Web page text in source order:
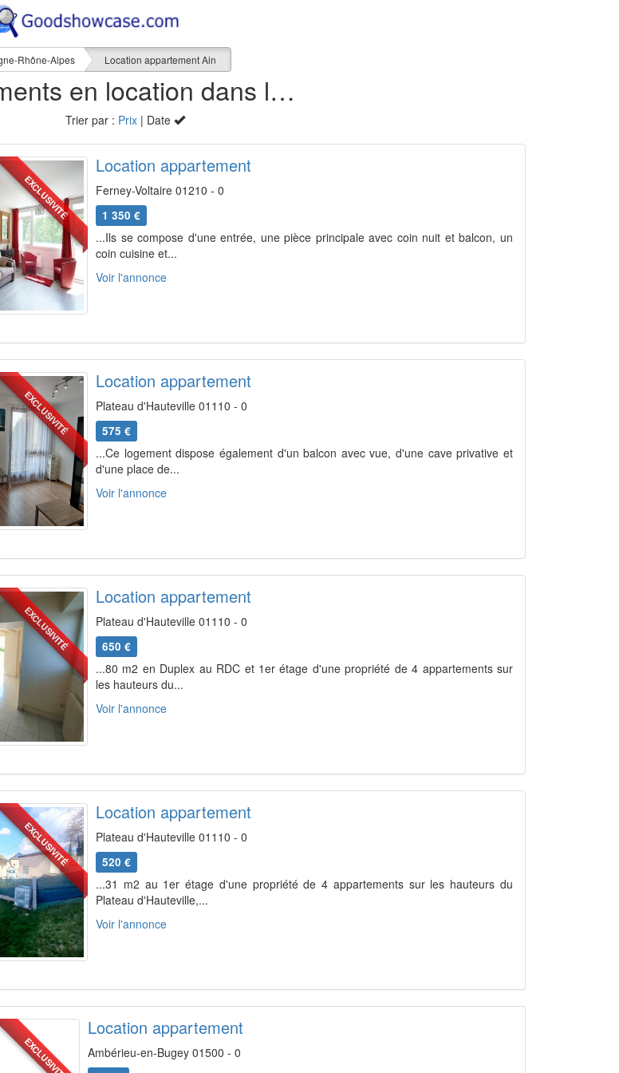
Rhône-Alpes Location appartement Ain
48 appartements en location dans l'Ain (01)
Trier par : Prix| Date
EXCLUSIVITÉ
Location appartement
Ferney-Voltaire 01210 - 0
1 350 €
...Ils se compose d'une entrée, une pièce principale avec coin nuit et balcon, un
coin cuisine et...
Voir l'annonce
EXCLUSIVITÉ
Location appartement
Plateau d'Hauteville 01110 - 0
575 €
...Ce logement dispose également d'un balcon avec vue, d'une cave privative et
d'une place de...
Voir l'annonce
EXCLUSIVITÉ
Location appartement
Plateau d'Hauteville 01110 - 0
650 €
...80 m2 en Duplex au RDC et 1er étage d'une propriété de 4 appartements sur
les hauteurs du...
Voir l'annonce
EXCLUSIVITÉ
Location appartement
Plateau d'Hauteville 01110 - 0
520 €
...31 m2 au 1er étage d'une propriété de 4 appartements sur les hauteurs du
Plateau d'Hauteville,...
Voir l'annonce
EXCLUSIVITÉ
Location appartement
Ambérieu-en-Bugey 01500 - 0